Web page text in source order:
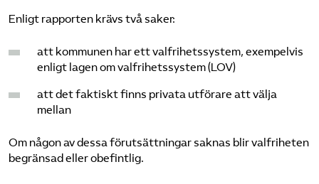
Enligt rapporten krävs två saker:
att kommunen har ett valfrihetssystem, exempelvis
enligt lagen om valfrihetssystem (LOV)
att det faktiskt finns privata utförare att välja
mellan
Om någon av dessa förutsättningar saknas blir valfriheten
begränsad eller obefintlig.